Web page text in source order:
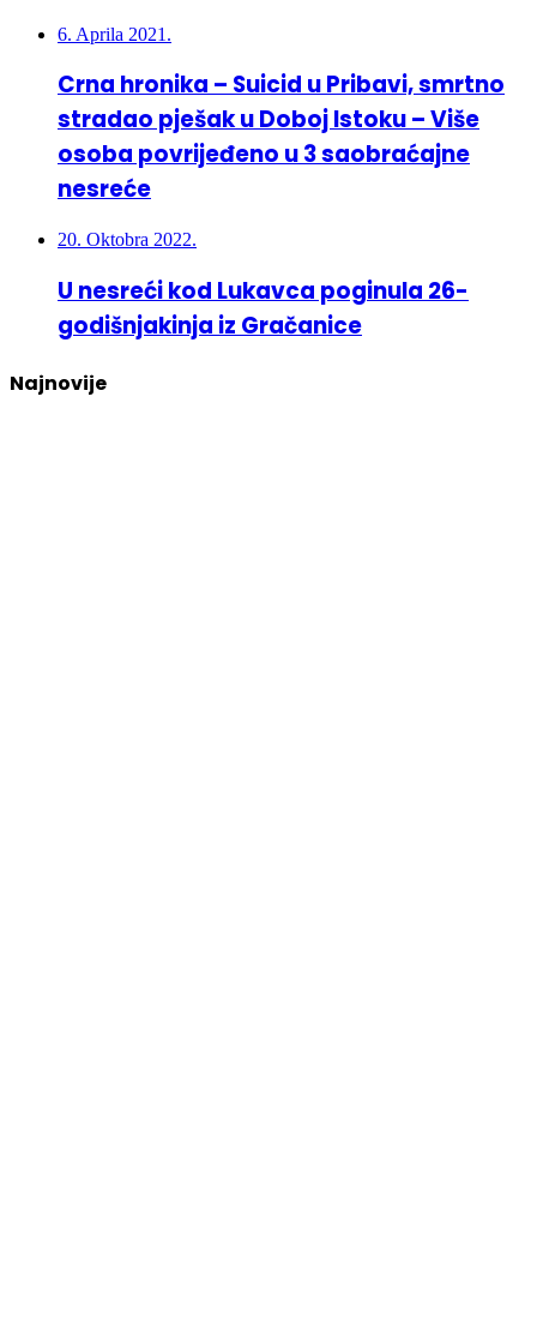
6. Aprila 2021.
Crna hronika – Suicid u Pribavi, smrtno
stradao pješak u Doboj Istoku – Više
osoba povrijeđeno u 3 saobraćajne
nesreće
20. Oktobra 2022.
U nesreći kod Lukavca poginula 26-
godišnjakinja iz Gračanice
Najnovije